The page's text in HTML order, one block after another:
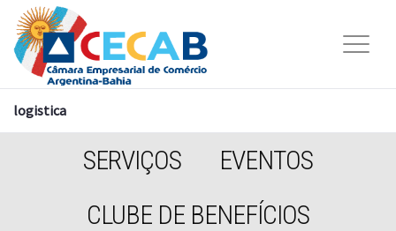
logistica
SERVIÇOS
EVENTOS
CLUBE DE BENEFÍCIOS